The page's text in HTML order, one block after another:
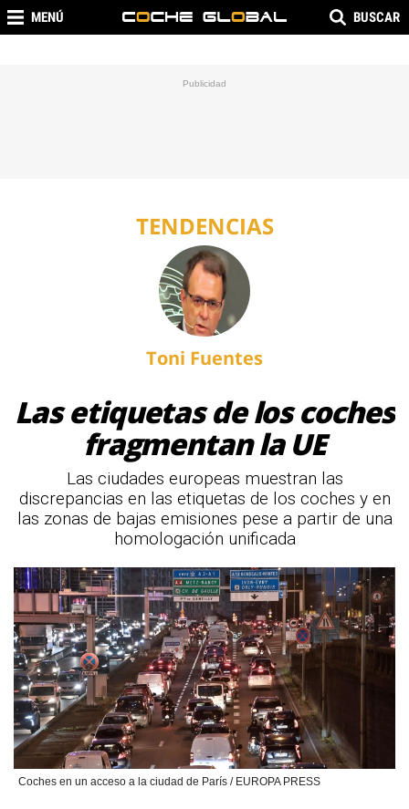
MENÚ BUSCAR
TENDENCIAS
Toni Fuentes
Coches en un acceso a la ciudad de París / EUROPA PRESS
Las etiquetas de los coches
fragmentan la UE
Las ciudades europeas muestran las
discrepancias en las etiquetas de los coches y en
las zonas de bajas emisiones pese a partir de una
homologación unificada